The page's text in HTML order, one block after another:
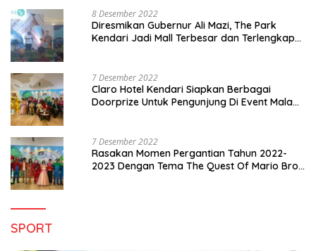
8 Desember 2022
Diresmikan Gubernur Ali Mazi, The Park
Kendari Jadi Mall Terbesar dan Terlengkap
7 Desember 2022
Claro Hotel Kendari Siapkan Berbagai
Doorprize Untuk Pengunjung Di Event Malam
7 Desember 2022
Rasakan Momen Pergantian Tahun 2022-
2023 Dengan Tema The Quest Of Mario Bros
SPORT